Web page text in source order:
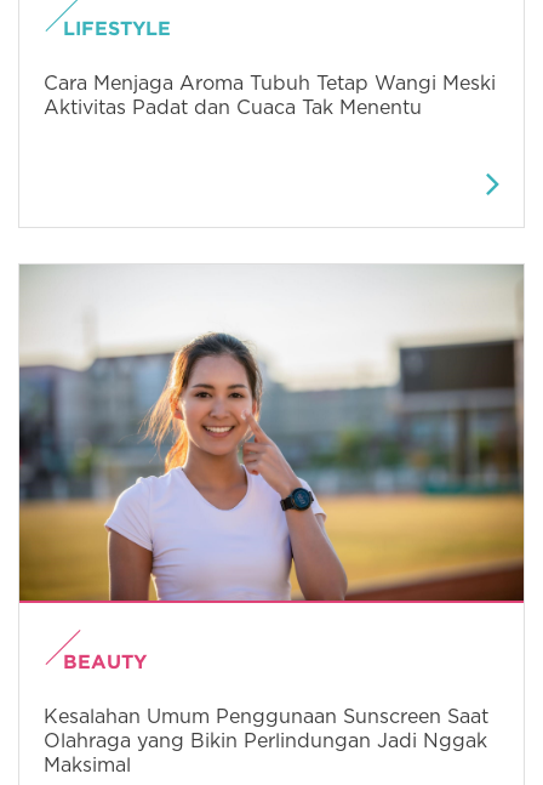
LIFESTYLE
Cara Menjaga Aroma Tubuh Tetap Wangi Meski
Aktivitas Padat dan Cuaca Tak Menentu
BEAUTY
Kesalahan Umum Penggunaan Sunscreen Saat
Olahraga yang Bikin Perlindungan Jadi Nggak
Maksimal